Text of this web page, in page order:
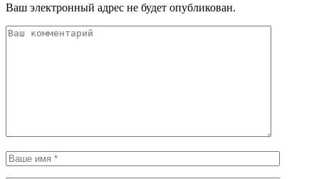
Ваш электронный адрес не будет опубликован.